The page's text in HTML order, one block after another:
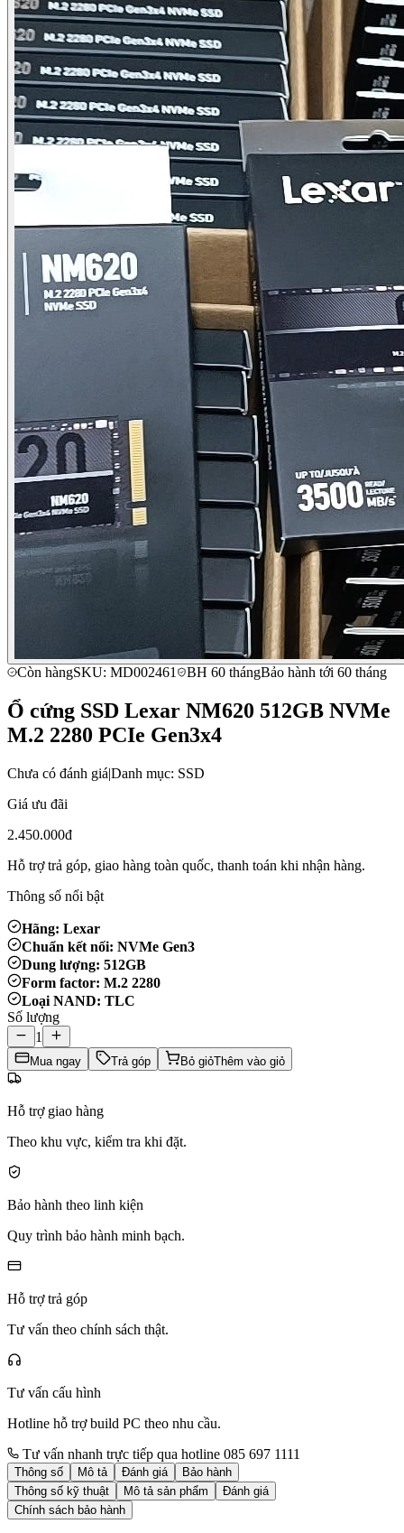
Còn hàngSKU: MD002461 BH 60 thángBảo hành tới 60 tháng
Ổ cứng SSD Lexar NM620 512GB NVMe
M.2 2280 PCIe Gen3x4
Chưa có đánh giá|Danh mục: SSD
Giá ưu đãi
2.450.000đ
Hỗ trợ trả góp, giao hàng toàn quốc, thanh toán khi nhận hàng.
Thông số nổi bật
Hãng: Lexar
Chuẩn kết nối: NVMe Gen3
Dung lượng: 512GB
Form factor: M.2 2280
Loại NAND: TLC
Số lượng
1
Mua ngay Trả góp Bỏ giỏThêm vào giỏ
Hỗ trợ giao hàng
Theo khu vực, kiểm tra khi đặt.
Bảo hành theo linh kiện
Quy trình bảo hành minh bạch.
Hỗ trợ trả góp
Tư vấn theo chính sách thật.
Tư vấn cấu hình
Hotline hỗ trợ build PC theo nhu cầu.
Tư vấn nhanh trực tiếp qua hotline 085 697 1111
Thông số Mô tả Đánh giá
Bảo hành
Thông số kỹ thuật
Mô tả sản phẩm
Đánh giá
Chính sách bảo hành